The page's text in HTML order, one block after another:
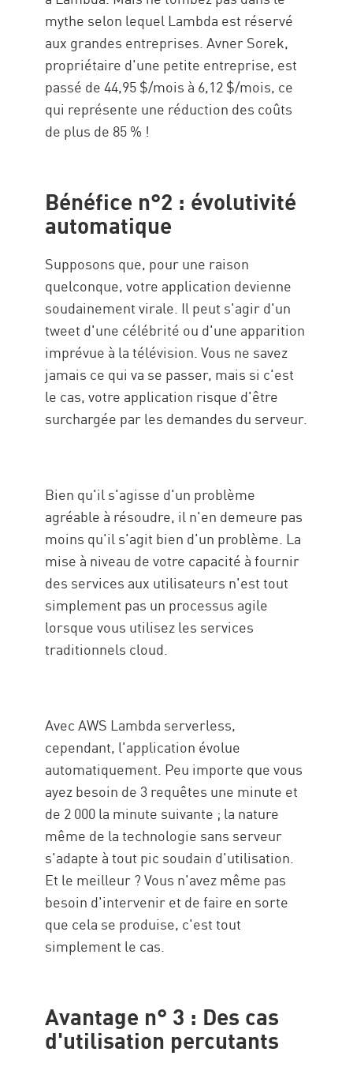
mythe selon lequel Lambda est réservé
aux grandes entreprises. Avner Sorek,
propriétaire d'une petite entreprise, est
passé de 44,95 $/mois à 6,12 $/mois, ce
qui représente une réduction des coûts
de plus de 85 % !
Bénéfice n°2 : évolutivité
automatique
Supposons que, pour une raison
quelconque, votre application devienne
soudainement virale. Il peut s'agir d'un
tweet d'une célébrité ou d'une apparition
imprévue à la télévision. Vous ne savez
jamais ce qui va se passer, mais si c'est
le cas, votre application risque d'être
surchargée par les demandes du serveur.
Bien qu'il s'agisse d'un problème
agréable à résoudre, il n'en demeure pas
moins qu'il s'agit bien d'un problème. La
mise à niveau de votre capacité à fournir
des services aux utilisateurs n'est tout
simplement pas un processus agile
lorsque vous utilisez les services
traditionnels cloud.
Avec AWS Lambda serverless,
cependant, l'application évolue
automatiquement. Peu importe que vous
ayez besoin de 3 requêtes une minute et
de 2 000 la minute suivante ; la nature
même de la technologie sans serveur
s'adapte à tout pic soudain d'utilisation.
Et le meilleur ? Vous n'avez même pas
besoin d'intervenir et de faire en sorte
que cela se produise, c'est tout
simplement le cas.
Avantage n° 3 : Des cas
d'utilisation percutants